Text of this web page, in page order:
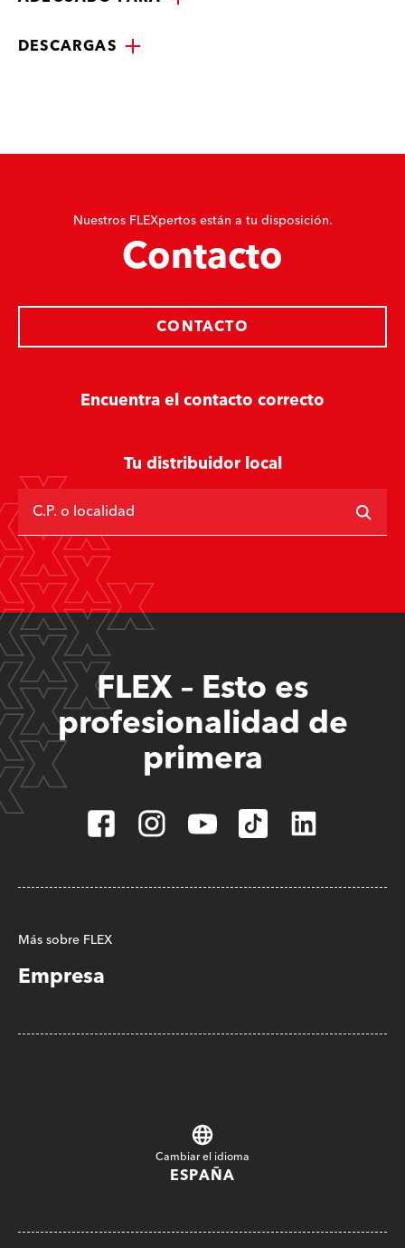
DESCARGAS
Nuestros FLEXpertos están a tu disposición.
Contacto
Encuentra el contacto correcto
CONTACTO
Tu distribuidor local
C.P. o localidad
FLEX – Esto es
profesionalidad de
primera
Más sobre FLEX
Empresa
Cambiar el idioma
ESPAÑA